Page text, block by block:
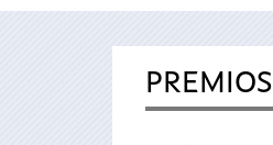
principal
estáPREMIOS